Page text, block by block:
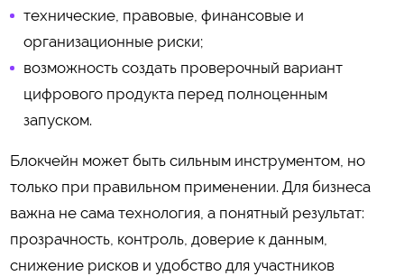
технические, правовые, финансовые и
организационные риски;
возможность создать проверочный вариант
цифрового продукта перед полноценным
запуском.
Блокчейн может быть сильным инструментом, но
только при правильном применении. Для бизнеса
важна не сама технология, а понятный результат:
прозрачность, контроль, доверие к данным,
снижение рисков и удобство для участников